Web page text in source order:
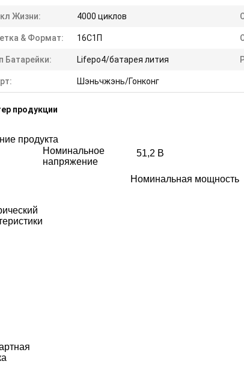
Жизни: 4000 циклов
& Формат: 16С1П
Батарейки: Lifepo4/батарея лития
Шэньчжэнь/Гонконг
продукции
продукта
Номинальное
напряжение
51,2 В
Номинальная мощность